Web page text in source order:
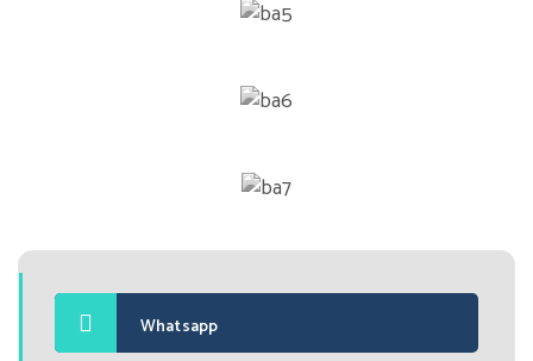
Whatsapp